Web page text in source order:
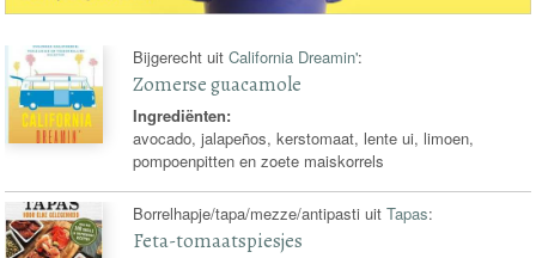
Bijgerecht uitCalifornia Dreamin':
Zomerse guacamole
Ingrediënten:
avocado, jalapeños, kerstomaat, lente ui, limoen,
pompoenpitten en zoete maiskorrels
Borrelhapje/tapa/mezze/antipasti uitTapas:
Feta-tomaatspiesjes